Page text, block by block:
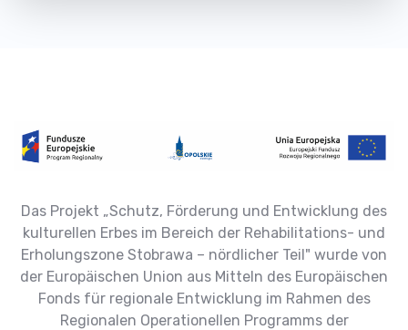
Das Projekt „Schutz, Förderung und Entwicklung des
kulturellen Erbes im Bereich der Rehabilitations- und
Erholungszone Stobrawa – nördlicher Teil" wurde von
der Europäischen Union aus Mitteln des Europäischen
Fonds für regionale Entwicklung im Rahmen des
Regionalen Operationellen Programms der